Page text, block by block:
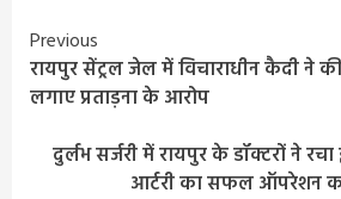
Continue
Reading
Previous
रायपुर सेंट्रल जेल में विचाराधीन कैदी ने
लगाए प्रताड़ना के आरोप
दुर्लभ सर्जरी में रायपुर के डॉक्टरों ने
आर्टरी का सफल ऑपरेशन